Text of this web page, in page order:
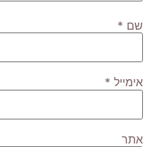
שם *
אימייל *
אתר